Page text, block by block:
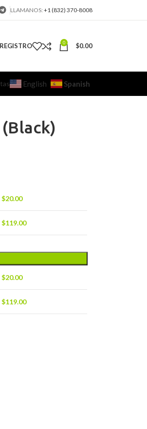
LLAMANOS: +1 (832) 370-8008
0 $0.00
English Spanish
$20.00
$119.00
$20.00
$119.00